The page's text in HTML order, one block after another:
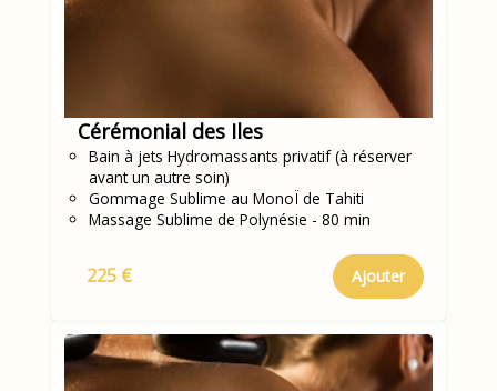
Cérémonial des Iles
Bain à jets Hydromassants privatif (à réserver
avant un autre soin)
Gommage Sublime au MonoÏ de Tahiti
Massage Sublime de Polynésie - 80 min
225 € Ajouter